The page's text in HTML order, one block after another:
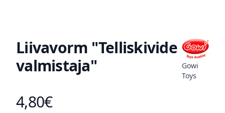
Liivavorm "Telliskivide
valmistaja"
Gowi
Toys
Toote hind
4,80€